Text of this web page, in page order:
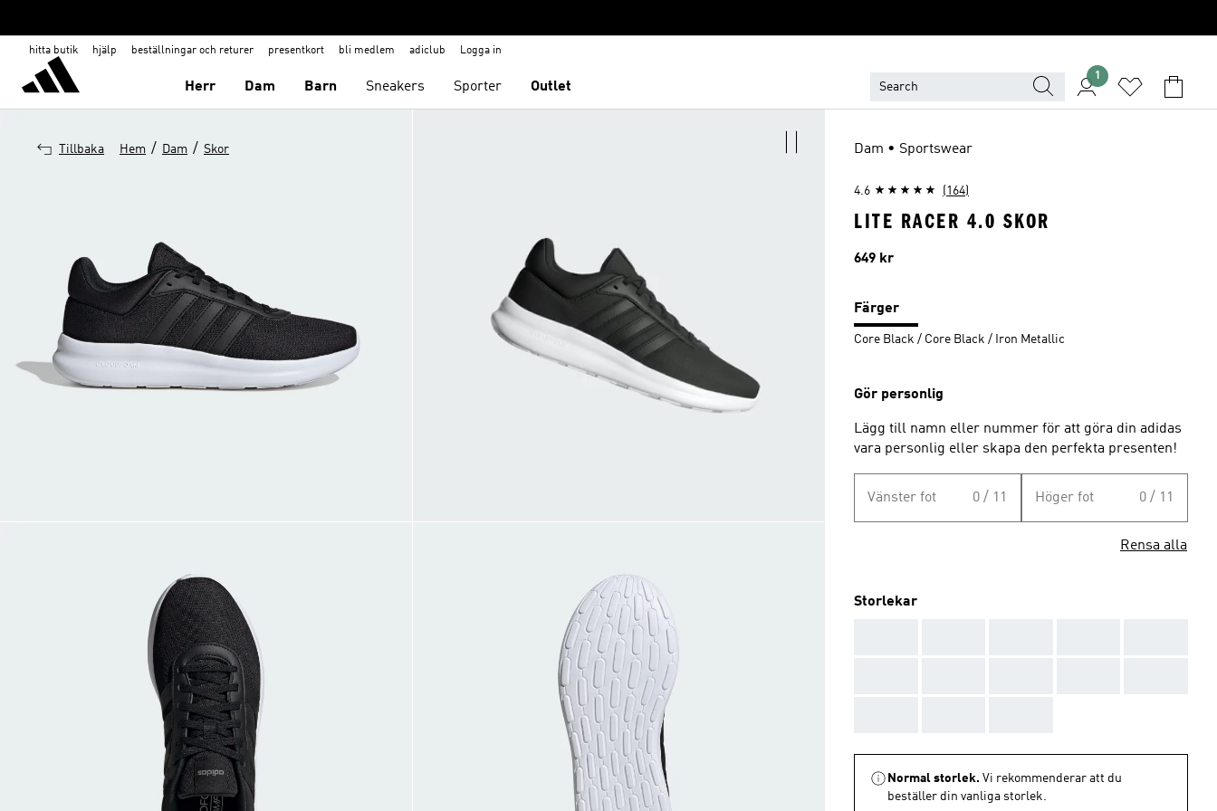
hitta butik hjälp beställningar och returer presentkort bli medlem adiclub Logga in
Herr Dam Barn Sneakers Sporter Outlet
1
Tillbaka Hem / Dam / Skor Dam • Sportswear
4.6 (164)
LITE RACER 4.0 SKOR
Pris
649 kr
Färger
Core Black / Core Black / Iron Metallic
Gör personlig
Lägg till namn eller nummer för att göra din adidas
vara personlig eller skapa den perfekta presenten!
Vänster fot 0 / 11 Höger fot 0 / 11
Rensa alla
Storlekar
Normal storlek. Vi rekommenderar att du
beställer din vanliga storlek.